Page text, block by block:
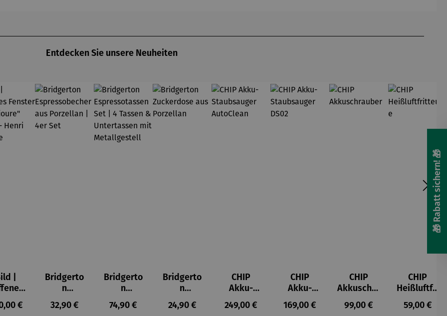
Entdecken Sie unsere Neuheiten
|
in
Preis:
€
Bridgerto
n
Espresso
becher
Regulärer Preis:
32,90 €
Bridgerto
n
Espressot
assen Set
Regulärer Preis:
74,90 €
Bridgerto
n
Zuckerdo
se aus
Regulärer Preis:
24,90 €
CHIP
Akku-
Staubsau
ger
Regulärer Preis:
249,00 €
CHIP
Akku-
Staubsau
ger DS02
Regulärer Preis:
169,00 €
CHIP
Akkuschra
uber
Regulärer Preis:
99,00 €
CHIP
Heißluftfri
tteuse
Regulärer
59,00 €
🎁 Rabatt sichern! 🎁